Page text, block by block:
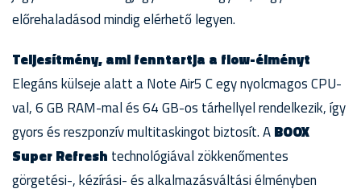
előrehaladásod mindig elérhető legyen.
Teljesítmény, ami fenntartja a flow-élményt
Elegáns külseje alatt a Note Air5 C egy nyolcmagos CPU-
val, 6 GB RAM-mal és 64 GB-os tárhellyel rendelkezik, így
gyors és reszponzív multitaskingot biztosít. ABOOX
Super Refresh technológiával zökkenőmentes
görgetési-, kézírási- és alkalmazásváltási élményben